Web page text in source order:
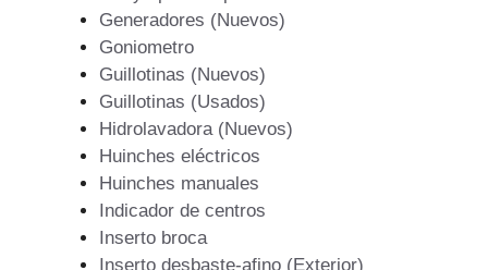
Generadores (Nuevos)
Goniometro
Guillotinas (Nuevos)
Guillotinas (Usados)
Hidrolavadora (Nuevos)
Huinches eléctricos
Huinches manuales
Indicador de centros
Inserto broca
Inserto desbaste-afino (Exterior)